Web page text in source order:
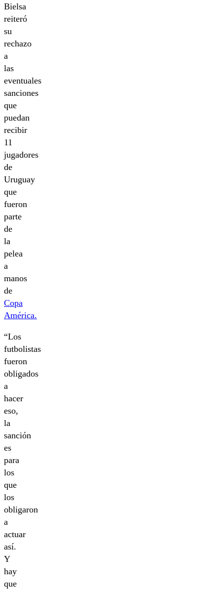
Bielsa
reiteró
su
rechazo
a
las
eventuales
sanciones
que
puedan
recibir
11
jugadores
de
Uruguay
que
fueron
parte
de
la
pelea
a
manos
de
Copa
América.
“Los
futbolistas
fueron
obligados
a
hacer
eso,
la
sanción
es
para
los
que
los
obligaron
a
actuar
así.
Y
hay
que